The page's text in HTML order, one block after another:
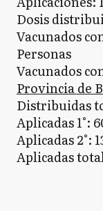
Dosis
Vacunados
Personas
Vacunados
Provincia de
Distribuidas
Aplicadas 1°:
Aplicadas 2°:
Aplicadas